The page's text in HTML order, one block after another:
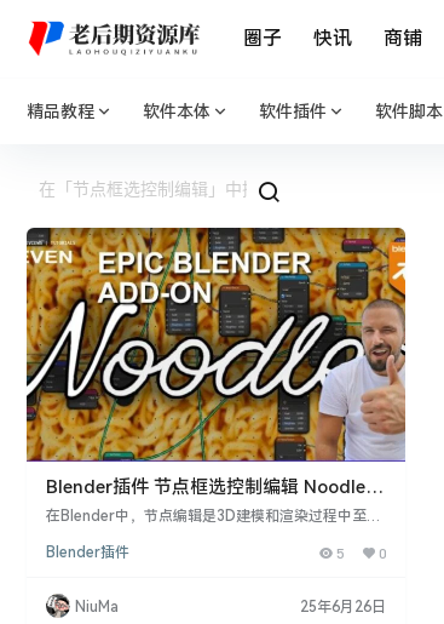
圈子 快讯 商铺
精品教程 软件本体 软件插件 软件脚本
Blender插件 节点框选控制编辑 Noodler
v1.0
在Blender中，节点编辑是3D建模和渲染过程中至关
质、纹理、渲染效果等各个方面。然而，对于复杂的
我们将介绍Blender插件Noodler v1.0，这是一款为
节点魔法师们设计的实用插件，特别支持Blender 2.9
Blender插件 5 0
NiuMa 25年6月26日